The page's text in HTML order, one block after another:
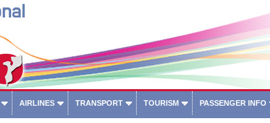
AIRLINES TRANSPORT TOURISM PASSENGER INFO